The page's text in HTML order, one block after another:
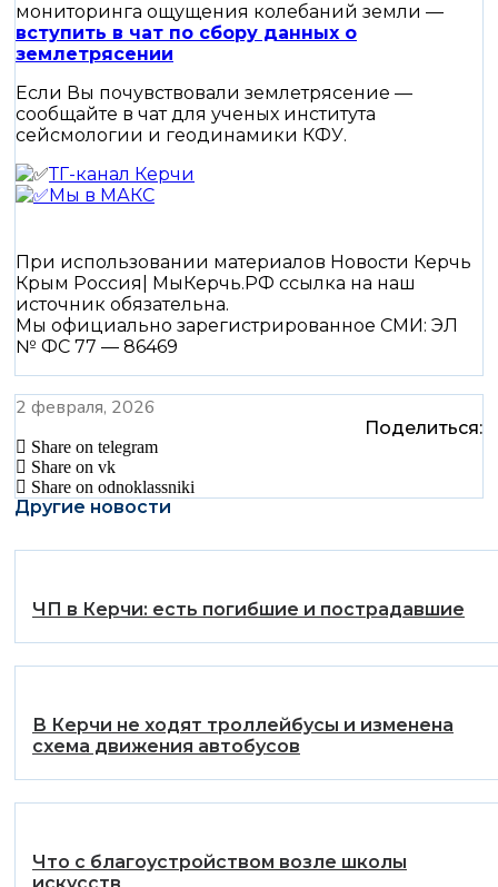
мониторинга ощущения колебаний земли —
вступить в чат по сбору данных о
землетрясении
Если Вы почувствовали землетрясение —
сообщайте в чат для ученых института
сейсмологии и геодинамики КФУ.
ТГ-канал Керчи
Мы в МАКС
При использовании материалов Новости Керчь
Крым Россия| МыКерчь.РФ ссылка на наш
источник обязательна.
Мы официально зарегистрированное СМИ: ЭЛ
№ ФС 77 — 86469
2 февраля, 2026
Поделиться:
Share on telegram
Share on vk
Share on odnoklassniki
Другие новости
️ЧП в Керчи: есть погибшие и пострадавшие
В Керчи не ходят троллейбусы и изменена
схема движения автобусов
Что с благоустройством возле школы